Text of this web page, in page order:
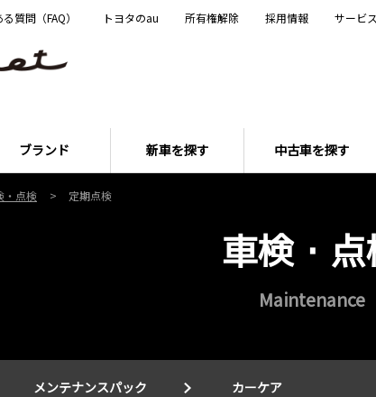
ブランド 新車を探す 中古車を探す
質問（FAQ） トヨタのau 所有権解除 採用情報 サービ
・点検 定期点検
車検・
Maintenance
メンテナンスパック カーケア